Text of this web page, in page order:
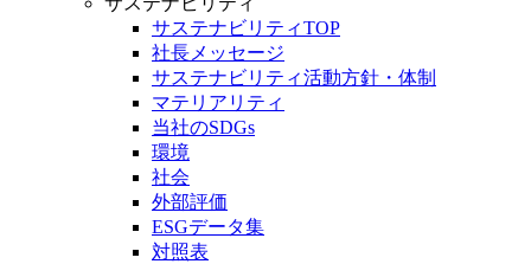
サステナビリティTOP
社長メッセージ
サステナビリティ活動方針・体制
マテリアリティ
当社のSDGs
環境
社会
外部評価
ESGデータ集
対照表